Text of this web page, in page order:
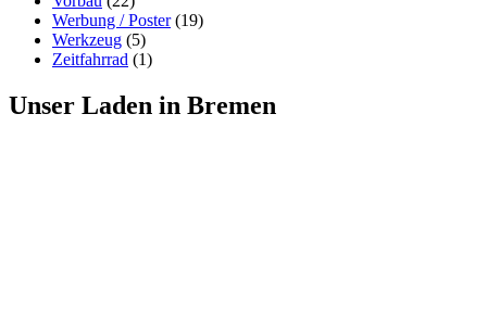
Werbung / Poster (19)
Werkzeug (5)
Zeitfahrrad (1)
Unser Laden in Bremen